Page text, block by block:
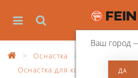
Ваш город
Оснастка
Оснастка для корончатого